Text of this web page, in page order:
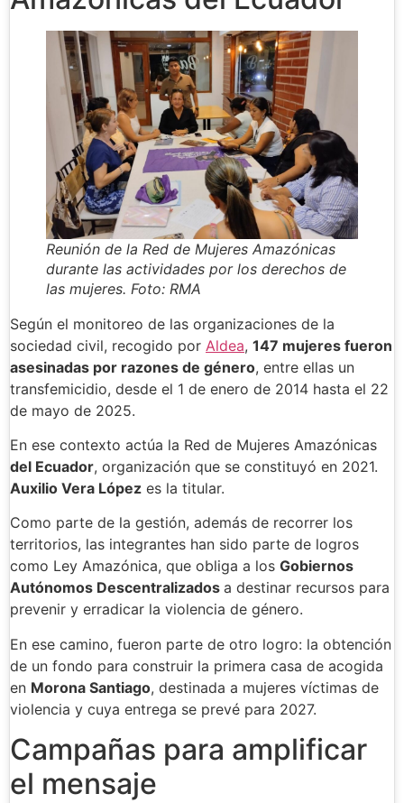
Reunión de la Red de Mujeres Amazónicas
durante las actividades por los derechos de
las mujeres. Foto: RMA
Según el monitoreo de las organizaciones de la
sociedad civil, recogido por Aldea, 147 mujeres fueron
asesinadas por razones de género, entre ellas un
transfemicidio, desde el 1 de enero de 2014 hasta el 22
de mayo de 2025.
En ese contexto actúa la Red de Mujeres Amazónicas
del Ecuador, organización que se constituyó en 2021.
Auxilio Vera López es la titular.
Como parte de la gestión, además de recorrer los
territorios, las integrantes han sido parte de logros
como Ley Amazónica, que obliga a los Gobiernos
Autónomos Descentralizados a destinar recursos para
prevenir y erradicar la violencia de género.
En ese camino, fueron parte de otro logro: la obtención
de un fondo para construir la primera casa de acogida
en Morona Santiago, destinada a mujeres víctimas de
violencia y cuya entrega se prevé para 2027.
Campañas para amplificar
el mensaje